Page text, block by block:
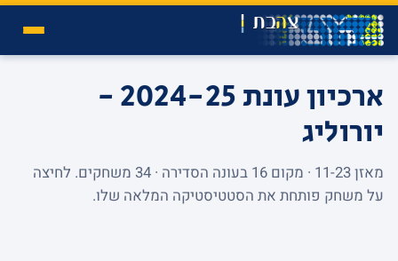
ארכיון עונת 2024-25 -
יורוליג
מאזן 11-23 · מקום 16 בעונה הסדירה · 34 משחקים. לחיצה
על משחק פותחת את הסטטיסטיקה המלאה שלו.